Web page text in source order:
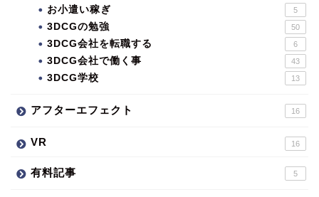
お小遣い稼ぎ 5
3DCGの勉強 50
3DCG会社を転職する 6
3DCG会社で働く事 43
3DCG学校 13
アフターエフェクト 16
VR 16
有料記事 5